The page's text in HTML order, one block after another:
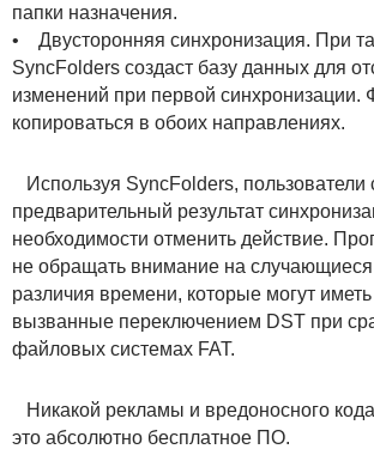
папки назначения.
• Двусторонняя синхронизация. При
SyncFolders создаст базу данных для
изменений при первой синхронизации.
копироваться в обоих направлениях.
Используя SyncFolders, пользователи
предварительный результат
необходимости отменить действие.
не обращать внимание на
различия времени, которые могут
вызванные переключением DST при
файловых системах FAT.
Никакой рекламы и вредоносного
это абсолютно бесплатное ПО.